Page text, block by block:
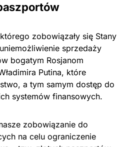
zobowiązały się Stany
sprzedaży
bogatym Rosjanom
Putina, które
a tym samym dostęp do
systemów finansowych.
zobowiązanie do
na celu ograniczenie